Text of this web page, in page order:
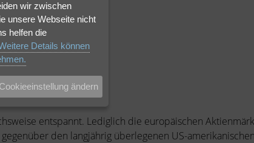
entspannt. Lediglich die europäischen
den langjährig überlegenen US-
wir zwischen
unsere Webseite nicht
helfen die
Details können
Cookieeinstellung ändern